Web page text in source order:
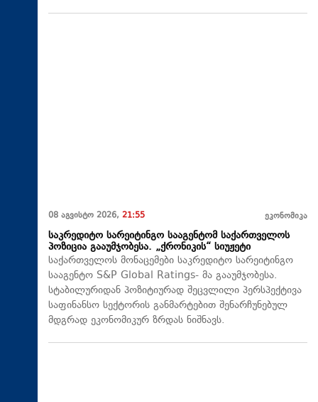
08 აგვისტო 2026, 21:55 ეკონომიკა
საკრედიტო სარეიტინგო სააგენტომ საქართველოს
პოზიცია გააუმჯობესა. „ქრონიკის“ სიუჟეტი
საქართველოს მონაცემები საკრედიტო სარეიტინგო
სააგენტო S&P Global Ratings- მა გააუმჯობესა.
სტაბილურიდან პოზიტიურად შეცვლილი პერსპექტივა
საფინანსო სექტორის განმარტებით შენარჩუნებულ
მდგრად ეკონომიკურ ზრდას ნიშნავს.